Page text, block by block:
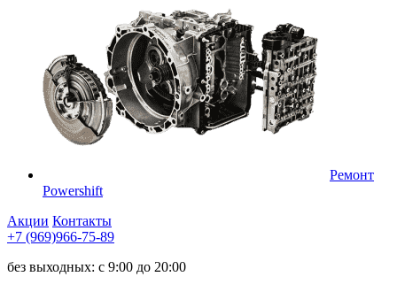
Ремонт
Powershift
Акции Контакты
+7 (969)966-75-89
без выходных: с 9:00 до 20:00